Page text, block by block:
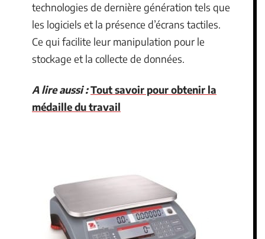
technologies de dernière génération tels que
les logiciels et la présence d’écrans tactiles.
Ce qui facilite leur manipulation pour le
stockage et la collecte de données.
A lire aussi :Tout savoir pour obtenir la
médaille du travail